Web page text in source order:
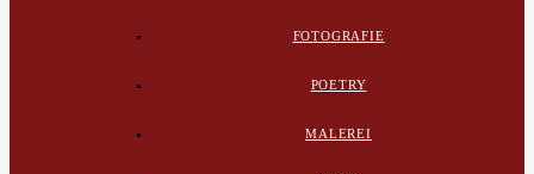
FOTOGRAFIE
POETRY
MALEREI